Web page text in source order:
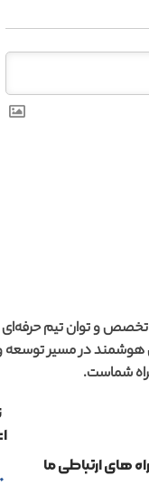
تخصص و توان تیم حرفه‌ای
در مسیر توسعه
شماست.
راه های ارتباطی ما